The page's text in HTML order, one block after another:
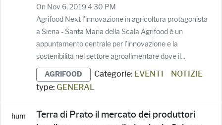
On Nov 6, 2019 4:30 PM
Agrifood Next l'innovazione in agricoltura protagonista
a Siena - Santa Maria della Scala Agrifood è un
appuntamento centrale per l'innovazione e la
sostenibilità nel settore agroalimentare dove il...
AGRIFOOD Categorie: EVENTI
NOTIZIE
type: GENERAL
Terra di Prato il mercato dei produttori